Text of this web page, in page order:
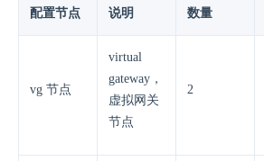
配置节点 说明 数量
vg 节点
virtual
gateway，
虚拟网关
节点
2